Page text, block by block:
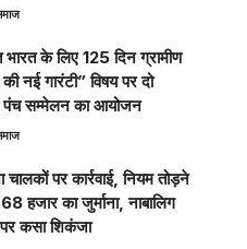
भारत के लिए 125 दिन ग्रामीण
नई गारंटी” विषय पर दो
पंच सम्मेलन का आयोजन
चालकों पर कार्रवाई, नियम तोड़ने
हजार का जुर्माना, नाबालिग
कसा शिकंजा